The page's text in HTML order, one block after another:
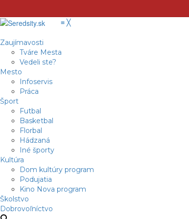
≡ ╳
Zaujímavosti
Tváre Mesta
Vedeli ste?
Mesto
Infoservis
Práca
Šport
Futbal
Basketbal
Florbal
Hádzaná
Iné športy
Kultúra
Dom kultúry program
Podujatia
Kino Nova program
Školstvo
Dobrovoľníctvo